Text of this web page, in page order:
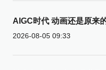
AIGC时代 动画还是原来
2026-08-05 09:33